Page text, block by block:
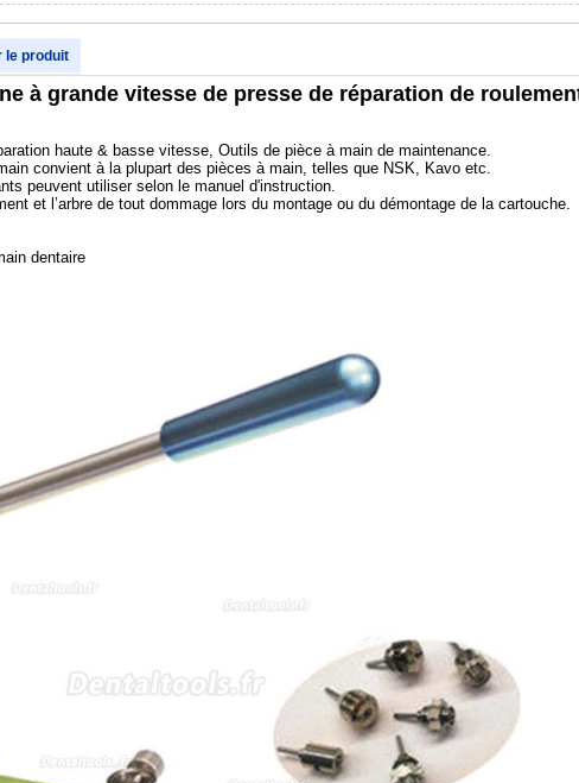
le produit
à grande vitesse de presse de réparation de
haute & basse vitesse, Outils de pièce à main de maintenance.
convient à la plupart des pièces à main, telles que NSK, Kavo etc.
peuvent utiliser selon le manuel d'instruction.
et l’arbre de tout dommage lors du montage ou du démontage de la cartouche.
dentaire